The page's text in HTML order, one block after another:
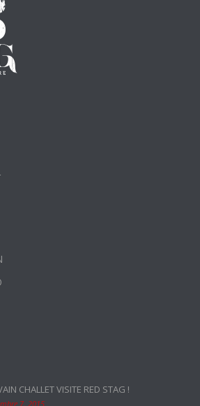
CHALLET VISITE RED STAG !
7, 2015